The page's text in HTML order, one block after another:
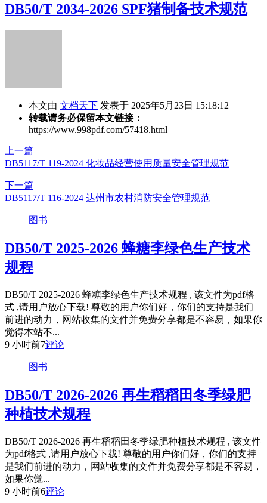
DB50/T 2034-2026 SPF猪制备技术规范
本文由 文档天下 发表于 2025年5月23日 15:18:12
转载请务必保留本文链接：
https://www.998pdf.com/57418.html
上一篇
DB5117/T 119-2024 化妆品经营使用质量安全管理规范
下一篇
DB5117/T 116-2024 达州市农村消防安全管理规范
图书
DB50/T 2025-2026 蜂糖李绿色生产技术
规程
DB50/T 2025-2026 蜂糖李绿色生产技术规程 , 该文件为pdf格
式 ,请用户放心下载! 尊敬的用户你们好，你们的支持是我们
前进的动力，网站收集的文件并免费分享都是不容易，如果你
觉得本站不...
9 小时前7评论
图书
DB50/T 2026-2026 再生稻稻田冬季绿肥
种植技术规程
DB50/T 2026-2026 再生稻稻田冬季绿肥种植技术规程 , 该文件
为pdf格式 ,请用户放心下载! 尊敬的用户你们好，你们的支持
是我们前进的动力，网站收集的文件并免费分享都是不容易，
如果你觉...
9 小时前6评论